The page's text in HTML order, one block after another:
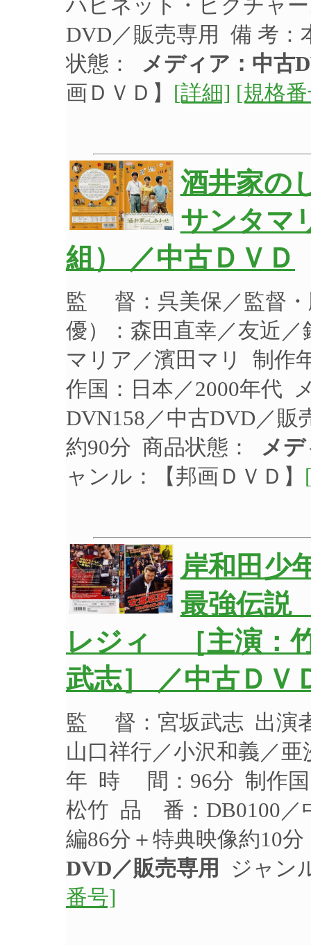
ハピネット・ピクチャ
DVD／販売専用 備 考：
状態：
メディア：中古
画ＤＶＤ】 [詳細] [規格
酒井家の
サンタマ
組） ／中古ＤＶＤ
監 督：呉美保／監督・
優）：森田直幸／友近
マリア／濱田マリ 制
作国：日本／2000年代
DVN158／中古DVD／販
約90分 商品状態：
メデ
ャンル：【邦画ＤＶＤ】
岸和田少
最強伝
レジィ ［主演：
武志］ ／中古ＤＶ
監 督：宮坂武志 出演
山口祥行／小沢和義／
年 時 間：96分 制作国
松竹 品 番：DB0100／
編86分＋特典映像約10
DVD／販売専用
ジャン
番号]